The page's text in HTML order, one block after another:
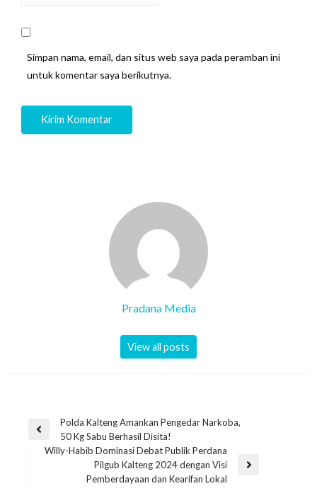
Simpan nama, email, dan situs web saya pada peramban ini
untuk komentar saya berikutnya.
Pradana Media
View all posts
Polda Kalteng Amankan Pengedar Narkoba,
50 Kg Sabu Berhasil Disita!
Willy-Habib Dominasi Debat Publik Perdana
Pilgub Kalteng 2024 dengan Visi
Pemberdayaan dan Kearifan Lokal